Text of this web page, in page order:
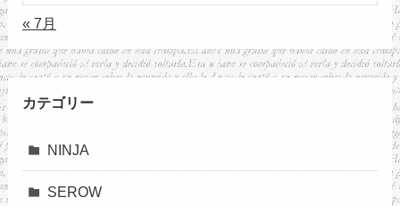
« 7月
カテゴリー
NINJA
SEROW